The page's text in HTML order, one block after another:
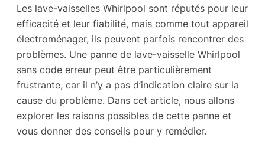
Les lave-vaisselles Whirlpool sont réputés pour leur
efficacité et leur fiabilité, mais comme tout appareil
électroménager, ils peuvent parfois rencontrer des
problèmes. Une panne de lave-vaisselle Whirlpool
sans code erreur peut être particulièrement
frustrante, car il n’y a pas d’indication claire sur la
cause du problème. Dans cet article, nous allons
explorer les raisons possibles de cette panne et
vous donner des conseils pour y remédier.